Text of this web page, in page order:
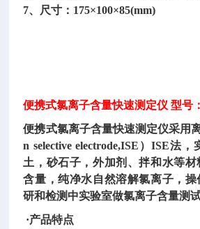
7、尺寸：175×100×85(mm)
便携式氯离子含量快速测定仪 型号
便携式氯离子含量快速测定仪采用
n selective electrode,ISE）ISE法
土，砂石子，外加剂、拌和水等
含量，纯净水自然溶解氯离子，
研和检测中实验室做氯离子含量测试
·产品特点